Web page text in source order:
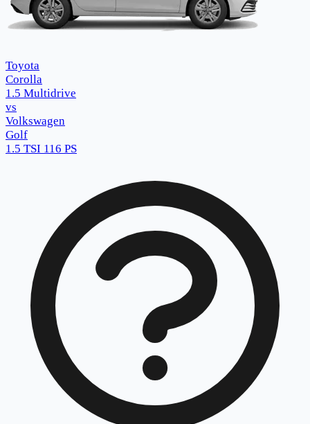
Toyota
Corolla
1.5 Multidrive
vs
Volkswagen
Golf
1.5 TSI 116 PS